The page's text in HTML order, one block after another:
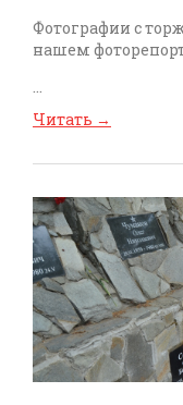
Фотографии с
нашем
...
Читать →